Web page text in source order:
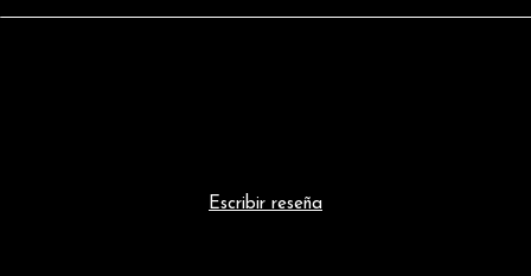
Escribir reseña